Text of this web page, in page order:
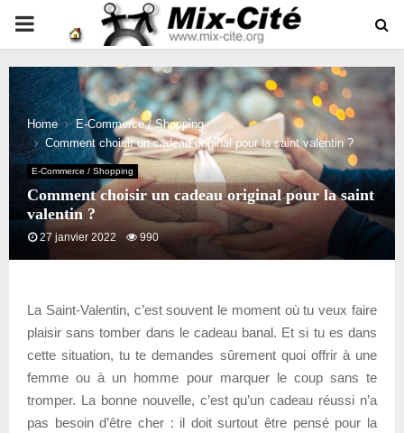
PRIMARY
MENU
Home
E-Commerce / Shopping
Comment choisir un cadeau original pour la saint valentin ?
E-Commerce / Shopping
Comment choisir un cadeau original pour la saint
valentin ?
27 janvier 2022 990
La Saint-Valentin, c’est souvent le moment où tu veux faire
plaisir sans tomber dans le cadeau banal. Et si tu es dans
cette situation, tu te demandes sûrement quoi offrir à une
femme ou à un homme pour marquer le coup sans te
tromper. La bonne nouvelle, c’est qu’un cadeau réussi n’a
pas besoin d’être cher : il doit surtout être pensé pour la